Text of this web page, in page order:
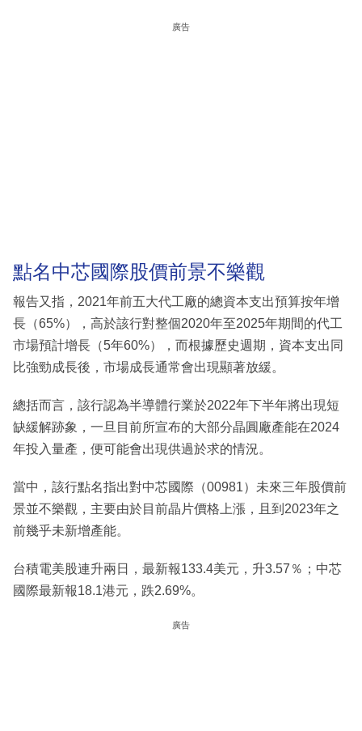
廣告
點名中芯國際股價前景不樂觀
報告又指，2021年前五大代工廠的總資本支出預算按年增
長（65%），高於該行對整個2020年至2025年期間的代工
市場預計增長（5年60%），而根據歷史週期，資本支出同
比強勁成長後，市場成長通常會出現顯著放緩。
總括而言，該行認為半導體行業於2022年下半年將出現短
缺緩解跡象，一旦目前所宣布的大部分晶圓廠產能在2024
年投入量產，便可能會出現供過於求的情況。
當中，該行點名指出對中芯國際（00981）未來三年股價前
景並不樂觀，主要由於目前晶片價格上漲，且到2023年之
前幾乎未新增產能。
台積電美股連升兩日，最新報133.4美元，升3.57％；中芯
國際最新報18.1港元，跌2.69%。
廣告